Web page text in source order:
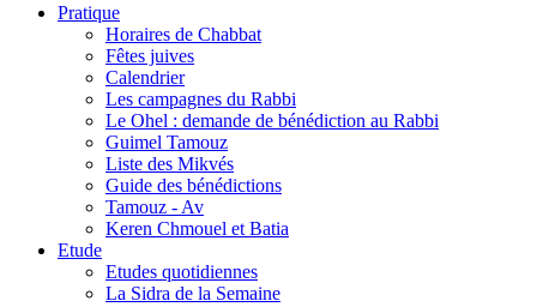
Pratique
Horaires de Chabbat
Fêtes juives
Calendrier
Les campagnes du Rabbi
Le Ohel : demande de bénédiction au Rabbi
Guimel Tamouz
Liste des Mikvés
Guide des bénédictions
Tamouz - Av
Keren Chmouel et Batia
Etude
Etudes quotidiennes
La Sidra de la Semaine